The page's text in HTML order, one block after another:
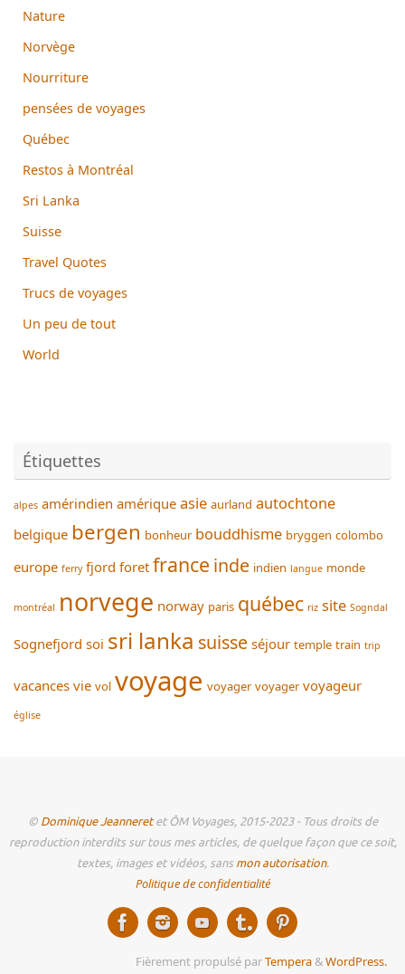
Nature
Norvège
Nourriture
pensées de voyages
Québec
Restos à Montréal
Sri Lanka
Suisse
Travel Quotes
Trucs de voyages
Un peu de tout
World
Étiquettes
alpes amérindien amérique asie aurland autochtone
belgique bergen bonheur bouddhisme bryggen colombo
europe ferry fjord foret france inde indien langue monde
montréal norvege norway paris québec riz site Sogndal
Sognefjord soi sri lanka suisse séjour temple train trip
vacances vie vol voyage voyager voyager voyageur
église
© Dominique Jeanneretet ÔM Voyages, 2015-2023 - Tous droits de
reproduction interdits sur tous mes articles, de quelque façon que ce soit,
textes, images et vidéos, sans mon autorisation.
Politique de confidentialité
Fièrement propulsé parTempera &WordPress.